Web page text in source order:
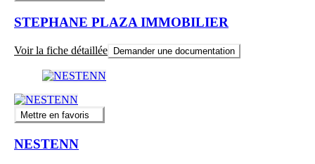
STEPHANE PLAZA IMMOBILIER
Voir la fiche détaillée Demander une documentation
Mettre en favoris
NESTENN